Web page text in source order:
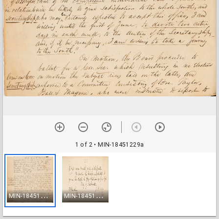
1 of 2• MIN-18451229a
M
IN-18451229a M
IN-18451229b